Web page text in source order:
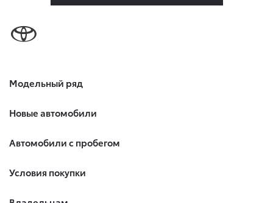
Модельный ряд
Новые автомобили
Автомобили с пробегом
Условия покупки